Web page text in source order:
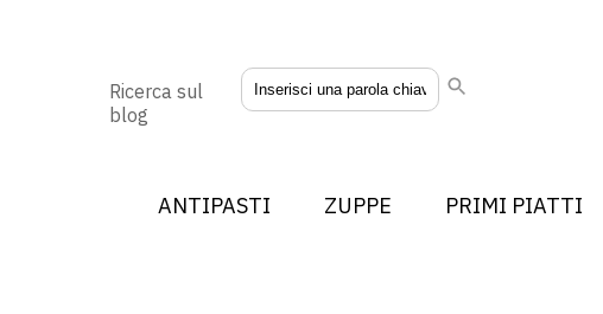
Ricerca sul
blog
ANTIPASTI ZUPPE PRIMI PIATTI